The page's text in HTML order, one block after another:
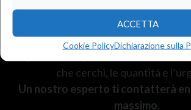
ACCETTA
Cookie PolicyDichiarazione sulla
introvabile?
Ci pensiamo
che cerchi, le quantità e
Un nostro esperto ti contatterà
massimo.